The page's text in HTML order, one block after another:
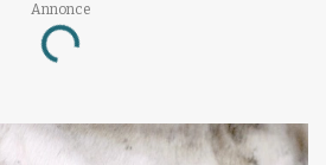
Annonce
Loading...